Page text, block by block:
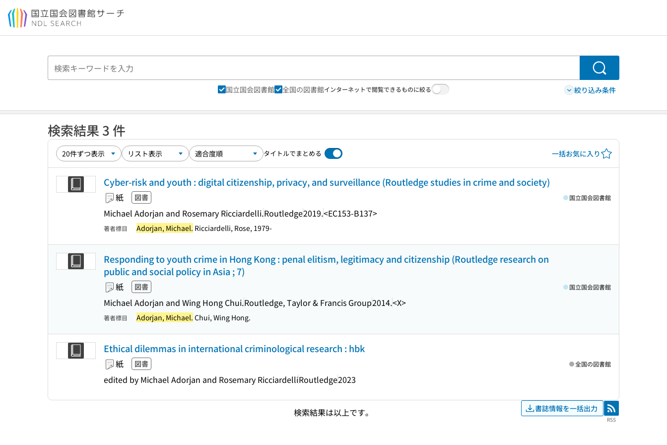
本文へ移動
検索
国立国会図書館 全国の図書館インターネットで閲覧できるものに絞る 絞り込み条件
検索結果 3 件
タイトルでまとめる 一括お気に入り
Cyber-risk and youth : digital citizenship, privacy, and surveillance (Routledge studies in crime and society)
紙 図書
Michael Adorjan and Rosemary Ricciardelli.Routledge2019.<EC153-B137>
国立国会図書館
著者標目 Adorjan, Michael. Ricciardelli, Rose, 1979-
Responding to youth crime in Hong Kong : penal elitism, legitimacy and citizenship (Routledge research on
public and social policy in Asia ; 7)
紙 図書
Michael Adorjan and Wing Hong Chui.Routledge, Taylor & Francis Group2014.<X>
国立国会図書館
著者標目 Adorjan, Michael. Chui, Wing Hong.
Ethical dilemmas in international criminological research : hbk
紙 図書
edited by Michael Adorjan and Rosemary RicciardelliRoutledge2023
全国の図書館
検索結果は以上です。 書誌情報を一括出力 RSS
RSS